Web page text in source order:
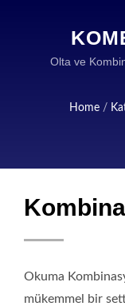
Olta ve
VE
Home /
Okuma
mükemmel bir